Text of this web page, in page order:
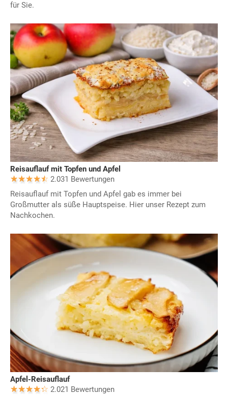
für Sie.
Reisauflauf mit Topfen und Apfel
2.031 Bewertungen
Reisauflauf mit Topfen und Apfel gab es immer bei
Großmutter als süße Hauptspeise. Hier unser Rezept zum
Nachkochen.
Apfel-Reisauflauf
2.021 Bewertungen